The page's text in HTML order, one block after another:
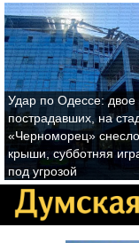
Удар по Одессе: двое
пострадавших, на
«Черноморец»
крыши, субботняя
под угрозой